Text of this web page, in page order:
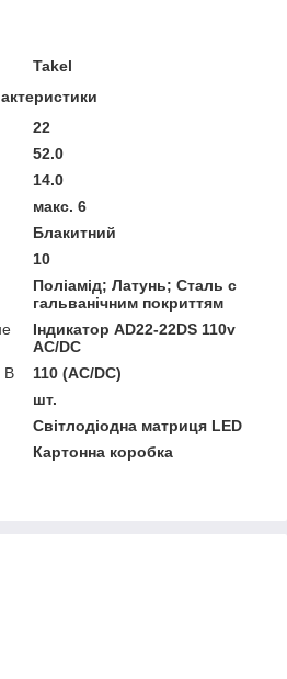
Takel
22
52.0
14.0
макс. 6
Блакитний
10
Поліамід; Латунь; Сталь с
гальванічним покриттям
Індикатор AD22-22DS 110v
АC/DC
В
110 (AC/DC)
шт.
Світлодіодна матриця LED
Картонна коробка